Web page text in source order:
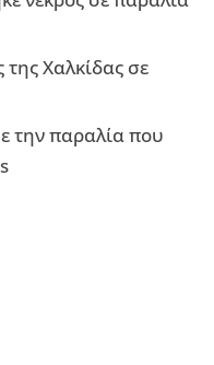
της Χαλκίδας σε
την παραλία που